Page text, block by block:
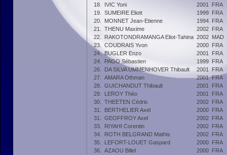
18.
IVIC Yoni 2001
FRA
19.
SUMEIRE Eliott 1999 FRA
20.
MONNET Jean-Etienne 1994 FRA
21.
THENU Maxime 2002 FRA
22.
RAKOTONDRAMANGA Eliot-Tahina 2002 MAD
23.
COUDRAIS Yvon 2000 FRA
24. BUGLER Enzo 2001
FRA
24.
PAGO Sébastien 1999 FRA
26.
DA SILVA UMMENHOVER Thibault 2001
FRA
27.
AMARA Othman 2001 FRA
28.
GUICHANDUT Thibault 2001
FRA
29.
LEROY Théo 2001
FRA
30.
THEETEN Cédric 2002 FRA
31.
BERTHELIER Axel 2000 FRA
31.
GEOFFROY Axel 2002 FRA
33.
RIYAHI Corentin 2002 FRA
34.
ROTH BELGRAND Mathis 2002 FRA
35.
LEFORT-LOUET Gaspard 2000 FRA
36.
AZAOU Billel 2000 FRA